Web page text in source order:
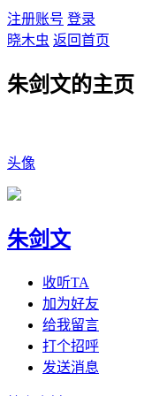
注册账号 登录
晓木虫 返回首页
朱剑文的主页
头像
朱剑文
收听TA
加为好友
给我留言
打个招呼
发送消息